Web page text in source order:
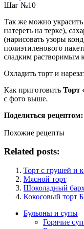
Шаг №10
Так же можно
натереть на терке),
(нарисовать узоры
полиэтиленового
сладким растворимым
Охладить торт и
Как приготовить Торт
с фото выше.
Поделиться рецептом:
Похожие рецепты
Related posts:
Торт с грушей и
Мясной торт
Шоколадный
Кокосовый торт
Бульоны и супы
Горячие